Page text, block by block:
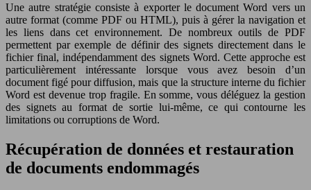
Une autre stratégie consiste à exporter le document Word vers un
autre format (comme PDF ou HTML), puis à gérer la navigation et
les liens dans cet environnement. De nombreux outils de PDF
permettent par exemple de définir des signets directement dans le
fichier final, indépendamment des signets Word. Cette approche est
particulièrement intéressante lorsque vous avez besoin d’un
document figé pour diffusion, mais que la structure interne du fichier
Word est devenue trop fragile. En somme, vous déléguez la gestion
des signets au format de sortie lui-même, ce qui contourne les
limitations ou corruptions de Word.
Récupération de données et restauration
de documents endommagés